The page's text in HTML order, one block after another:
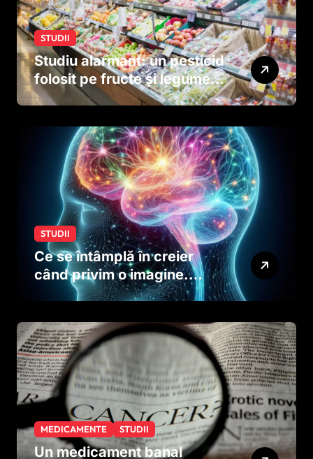
STUDII
Studiu alarmant: un pesticid
folosit pe fructe și legume
ar putea afecta dezvoltarea
dinainte de naștere
STUDII
Ce se întâmplă în creier
când privim o imagine.
Studiul care explică rolul
MEDICAMENTE STUDII
Un medicament banal